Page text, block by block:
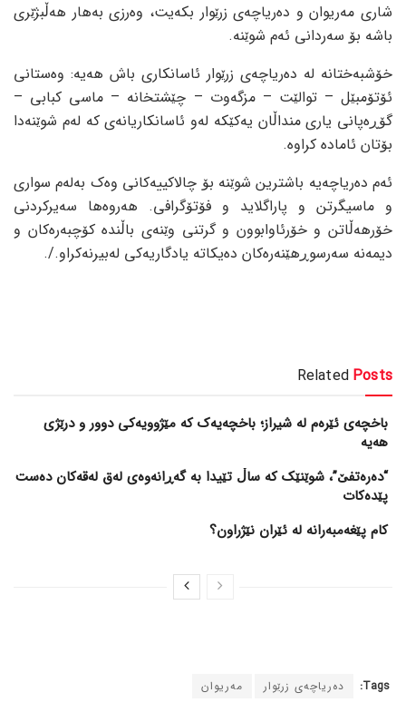
شاری مەریوان و دەریاچەی زرێوار بکەیت، وەرزی بەهار هەڵبژێری
باشه بۆ سەردانی ئەم شوێنە.
خۆشبەختانە لە دەریاچەی زرێوار ئاسانکاری باش هەیە: وەستانی
ئۆتۆمبێل – توالێت – مزگەوت – چێشتخانە – ماسی کبابی –
گۆڕەپانی یاری منداڵان یەکێکە لەو ئاسانکاریانەی کە لەم شوێنەدا
بۆتان ئامادە کراوە.
ئەم دەریاچەیە باشترین شوێنە بۆ چالاکییەکانی وەک بەلەم سواری
و ماسیگرتن و پاراگلاید و فۆتۆگرافی. هەروەها سەیرکردنی
خۆرهەڵاتن و خۆرئاوابوون و گرتنی وێنەی باڵندە کۆچبەرەکان و
دیمەنە سەرسوڕهێنەرەکان دەیکاتە یادگاریەکی لەبیرنەکراو./.
Related Posts
باخچەی ئێرەم لە شیراز؛ باخچەیەک کە مێژوویەکی دوور و درێژی
هەیە
“دەرەتفێ”، شوێنێک کە ساڵ تێیدا بە گەڕانەوەی لەق لەقەکان دەست
پێدەکات
کام پێغەمبەرانە لە ئێران نێژراون؟
Tags: دەریاچەی زرێوار مەریوان